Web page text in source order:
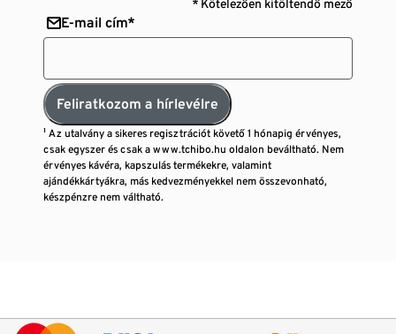
* Kötelezően kitöltendő mező
E-mail cím*
Feliratkozom a hírlevélre
¹ Az utalvány a sikeres regisztrációt követő 1 hónapig érvényes,
csak egyszer és csak a www.tchibo.hu oldalon beváltható. Nem
érvényes kávéra, kapszulás termékekre, valamint
ajándékkártyákra, más kedvezményekkel nem összevonható,
készpénzre nem váltható.